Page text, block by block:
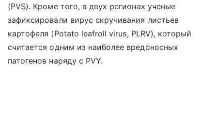
(PVS). Кроме того, в двух регионах ученые
зафиксировали вирус скручивания листьев
картофеля (Potato leafroll virus, PLRV), который
считается одним из наиболее вредоносных
патогенов наряду с PVY.